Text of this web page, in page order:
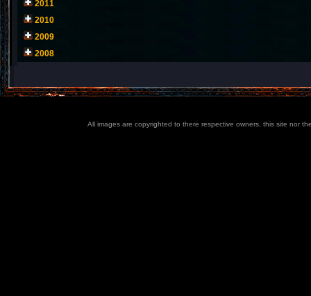
2011
2010
2009
2008
All images are copyrighted to there respective owners, this site nor